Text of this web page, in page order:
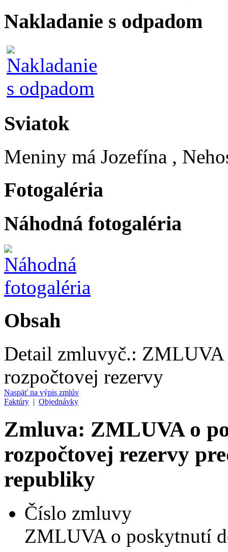
Nakladanie s odpadom
Sviatok
Meniny má Jozefína ,
Fotogaléria
Náhodná fotogaléria
Obsah
Detail zmluvyč.: ZMLUVA
rozpočtovej rezervy
Naspäť na výpis zmlúv
Faktúry | Objednávky
Zmluva: ZMLUVA o
rozpočtovej rezervy
republiky
Číslo zmluvy
ZMLUVA o poskytnutí